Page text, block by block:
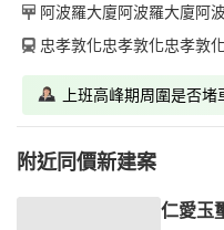
阿波羅大廈阿波羅大廈阿
忠孝敦化忠孝敦化忠孝敦
上班高峰期周圍是否堵
附近同價新建案
仁愛玉